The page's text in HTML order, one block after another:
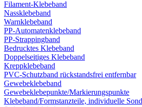
Filament-Klebeband
Nassklebeband
Warnklebeband
PP-Automatenklebeband
PP-Strappingband
Bedrucktes Klebeband
Doppelseitiges Klebeband
Kreppklebeband
PVC-Schutzband rückstandsfrei entfernbar
Gewebeklebeband
Gewebeklebepunkte/Markierungspunkte
Klebeband/Formstanzteile, individuelle